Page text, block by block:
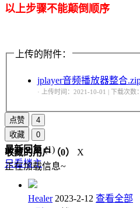
以上步骤不能颠倒顺序
上传的附件：
jplayer音频播放器整合
· 上传时间：
点赞
4
收藏
0
收藏的用户（0）
X
正在加载信息~
最新回复(1)
只看楼主
Healer 2023-2-12 查看全部